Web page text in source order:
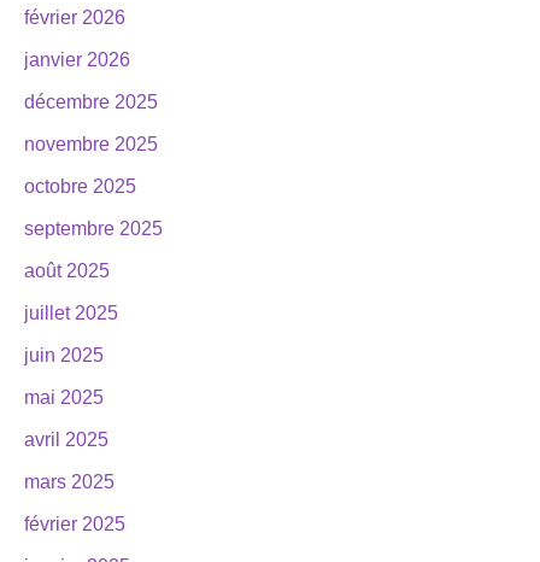
février 2026
janvier 2026
décembre 2025
novembre 2025
octobre 2025
septembre 2025
août 2025
juillet 2025
juin 2025
mai 2025
avril 2025
mars 2025
février 2025